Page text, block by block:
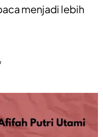
menjadi lebih